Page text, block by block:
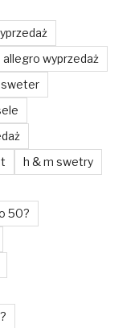
allegro wyprzedaż
h & m swetry
50?